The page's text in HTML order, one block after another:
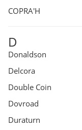
COPRA'H
D
Donaldson
Delcora
Double Coin
Dovroad
Duraturn